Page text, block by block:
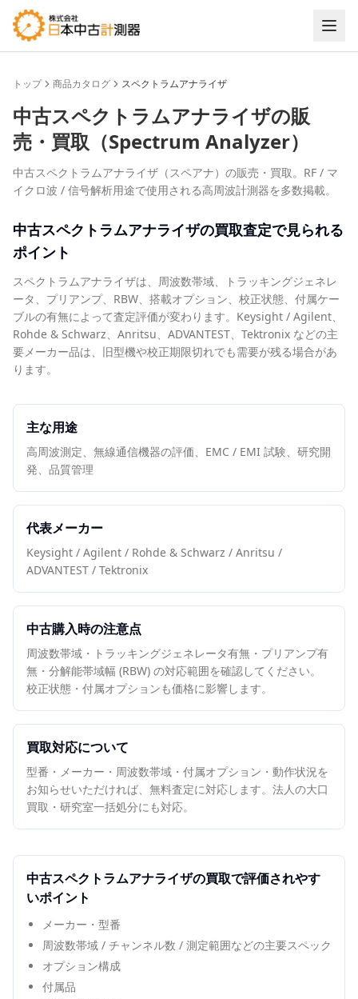
トップ 商品カタログ スペクトラムアナライザ
中古スペクトラムアナライザの販
売・買取（Spectrum Analyzer）
中古スペクトラムアナライザ（スペアナ）の販売・買取。RF / マ
イクロ波 / 信号解析用途で使用される高周波計測器を多数掲載。
中古スペクトラムアナライザの買取査定で見られる
ポイント
スペクトラムアナライザは、周波数帯域、トラッキングジェネレ
ータ、プリアンプ、RBW、搭載オプション、校正状態、付属ケー
ブルの有無によって査定評価が変わります。Keysight / Agilent、
Rohde & Schwarz、Anritsu、ADVANTEST、Tektronix などの主
要メーカー品は、旧型機や校正期限切れでも需要が残る場合があ
ります。
主な用途
高周波測定、無線通信機器の評価、EMC / EMI 試験、研究開
発、品質管理
代表メーカー
Keysight / Agilent / Rohde & Schwarz / Anritsu /
ADVANTEST / Tektronix
中古購入時の注意点
周波数帯域・トラッキングジェネレータ有無・プリアンプ有
無・分解能帯域幅 (RBW) の対応範囲を確認してください。
校正状態・付属オプションも価格に影響します。
買取対応について
型番・メーカー・周波数帯域・付属オプション・動作状況を
お知らせいただければ、無料査定に対応します。法人の大口
買取・研究室一括処分にも対応。
中古スペクトラムアナライザの買取で評価されやす
いポイント
メーカー・型番
周波数帯域 / チャンネル数 / 測定範囲などの主要スペック
オプション構成
付属品